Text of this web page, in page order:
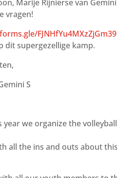
Marije Rijnierse van Gemini
vragen!
FJNHfYu4MXzZjGm39
dit supergezellige kamp.
S
we organize the volleyball
all the ins and outs about this